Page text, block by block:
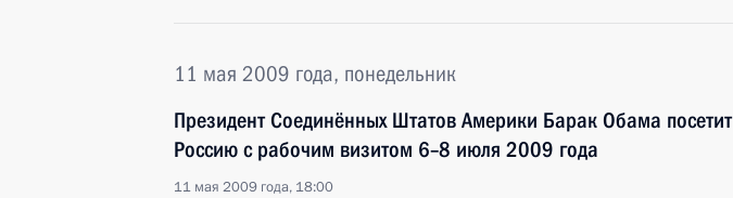
11 мая 2009 года, понедельник
Президент Соединённых Штатов Америки Барак Обама посетит
Россию с рабочим визитом 6–8 июля 2009 года
11 мая 2009 года, 18:00